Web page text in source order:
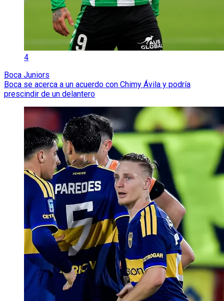
4
Boca Juniors
Boca se acerca a un acuerdo con Chimy Ávila y podría
prescindir de un delantero